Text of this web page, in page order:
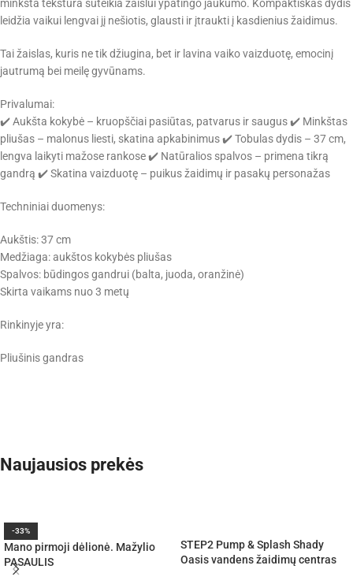
minkšta tekstūra suteikia žaislui ypatingo jaukumo. Kompaktiškas dydis
leidžia vaikui lengvai jį nešiotis, glausti ir įtraukti į kasdienius žaidimus.
Tai žaislas, kuris ne tik džiugina, bet ir lavina vaiko vaizduotę, emocinį
jautrumą bei meilę gyvūnams.
Privalumai:
✔️ Aukšta kokybė – kruopščiai pasiūtas, patvarus ir saugus ✔️ Minkštas
pliušas – malonus liesti, skatina apkabinimus ✔️ Tobulas dydis – 37 cm,
lengva laikyti mažose rankose ✔️ Natūralios spalvos – primena tikrą
gandrą ✔️ Skatina vaizduotę – puikus žaidimų ir pasakų personažas
Techniniai duomenys:
Aukštis: 37 cm
Medžiaga: aukštos kokybės pliušas
Spalvos: būdingos gandrui (balta, juoda, oranžinė)
Skirta vaikams nuo 3 metų
Rinkinyje yra:
Pliušinis gandras
Naujausios prekės
-33%
Mano pirmoji dėlionė. Mažylio
PASAULIS
STEP2 Pump & Splash Shady
Oasis vandens žaidimų centras
naujienoms, atsiųsime nuolaidos kuponą akimirksniu.
Gauti nuolaidą
Sutinku suParduotuvės taisyklėmis ir privatumo
politika